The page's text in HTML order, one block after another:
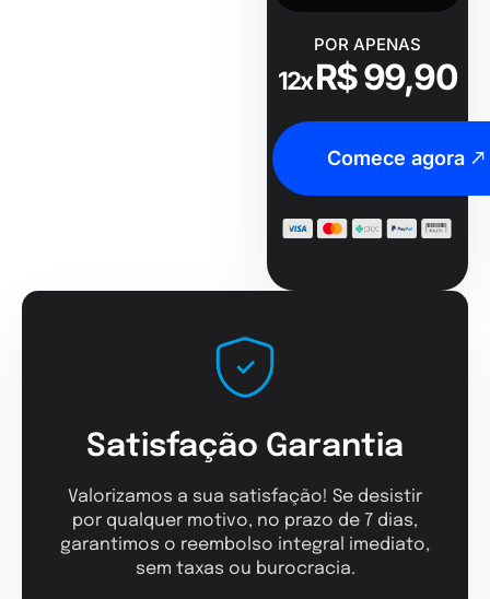
POR APENAS
12xR$ 99,90
Comece agora
Satisfação Garantia
Valorizamos a sua satisfação! Se desistir
por qualquer motivo, no prazo de 7 dias,
garantimos o reembolso integral imediato,
sem taxas ou burocracia.